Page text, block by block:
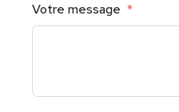
Votre message